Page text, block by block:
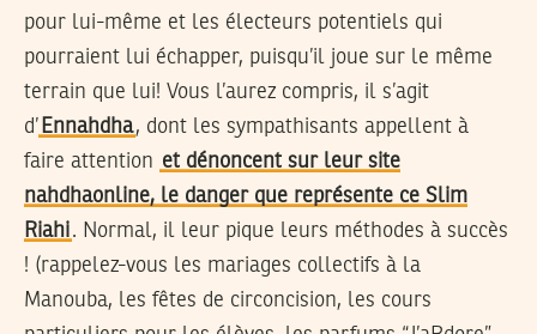
pour lui-même et les électeurs potentiels qui
pourraient lui échapper, puisqu’il joue sur le même
terrain que lui! Vous l’aurez compris, il s’agit
d’ Ennahdha, dont les sympathisants appellent à
faire attention et dénoncent sur leur site
nahdhaonline, le danger que représente ce Slim
Riahi. Normal, il leur pique leurs méthodes à succès
! (rappelez-vous les mariages collectifs à la
Manouba, les fêtes de circoncision, les cours